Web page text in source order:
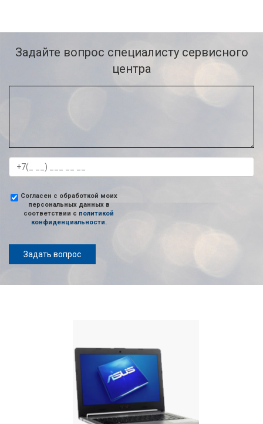
Задайте вопрос специалисту сервисного
центра
Согласен с обработкой моих
персональных данных в
соответствии с политикой
конфиденциальности.
Задать вопрос